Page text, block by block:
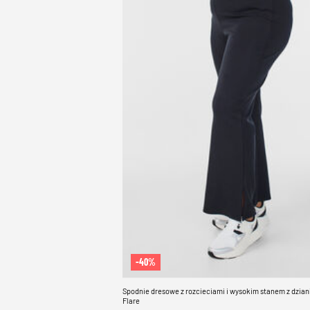
-40%
Spodnie dresowe z rozcieciami i wysokim stanem z
Flare